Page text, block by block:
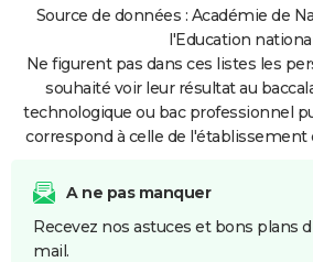
Source de données : Académie de
l'Education
Ne figurent pas dans ces listes les
souhaité voir leur résultat au
technologique ou bac professionnel
correspond à celle de l'établissement
A ne pas manquer
Recevez nos astuces et bons plans
mail.